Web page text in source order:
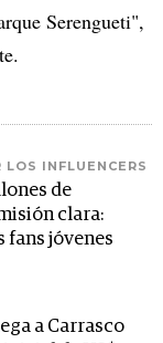
Serengueti",
LOS INFLUENCERS
de
clara:
fans jóvenes
a Carrasco